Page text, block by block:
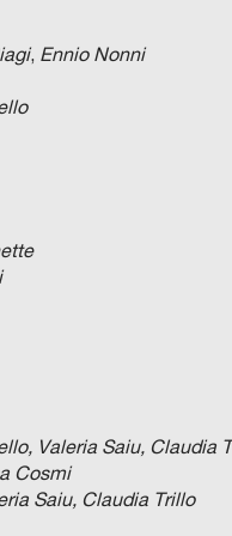
, Ennio Nonni
Valeria Saiu, Claudia
Cosmi
Saiu, Claudia Trillo